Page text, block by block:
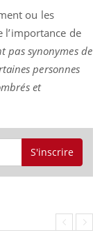
ou les
l’importance de
pas synonymes de
personnes
et
S'inscrire